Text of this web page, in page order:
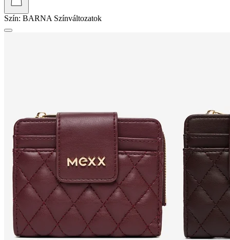
Szín: BARNA Színváltozatok